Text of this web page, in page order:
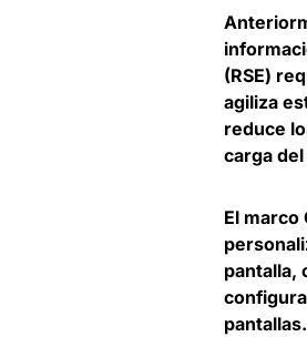
(RSE)
agiliza
reduce
carga
El
pantalla,